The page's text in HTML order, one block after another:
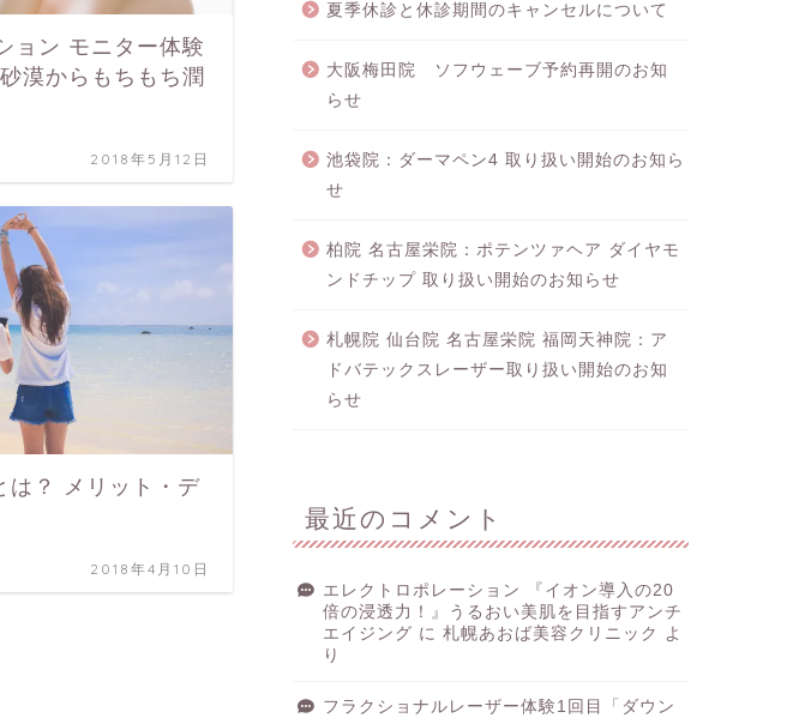
ョン モニター体験
漠からもちもち潤
2018年5月12日
は？ メリット・デ
2018年4月10日
夏季休診と休診期間のキャンセルについて
大阪梅田院 ソフウェーブ予約再開のお知
らせ
池袋院：ダーマペン4 取り扱い開始のお知ら
せ
柏院 名古屋栄院：ポテンツァヘア ダイヤモ
ンドチップ 取り扱い開始のお知らせ
札幌院 仙台院 名古屋栄院 福岡天神院：ア
ドバテックスレーザー取り扱い開始のお知
らせ
最近のコメント
エレクトロポレーション 『イオン導入の20
倍の浸透力！』うるおい美肌を目指すアンチ
エイジング に 札幌あおば美容クリニック
よ
り
フラクショナルレーザー体験1回目「ダウン